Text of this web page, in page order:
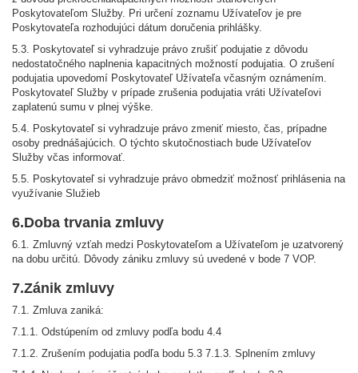
Poskytovateľom Služby. Pri určení zoznamu Užívateľov je pre
Poskytovateľa rozhodujúci dátum doručenia prihlášky.
5.3. Poskytovateľ si vyhradzuje právo zrušiť podujatie z dôvodu
nedostatočného naplnenia kapacitných možností podujatia. O zrušení
podujatia upovedomí Poskytovateľ Užívateľa včasným oznámením.
Poskytovateľ Služby v prípade zrušenia podujatia vráti Užívateľovi
zaplatenú sumu v plnej výške.
5.4. Poskytovateľ si vyhradzuje právo zmeniť miesto, čas, prípadne
osoby prednášajúcich. O týchto skutočnostiach bude Užívateľov
Služby včas informovať.
5.5. Poskytovateľ si vyhradzuje právo obmedziť možnosť prihlásenia na
využívanie Služieb
6.Doba trvania zmluvy
6.1. Zmluvný vzťah medzi Poskytovateľom a Užívateľom je uzatvorený
na dobu určitú. Dôvody zániku zmluvy sú uvedené v bode 7 VOP.
7.Zánik zmluvy
7.1. Zmluva zaniká:
7.1.1. Odstúpením od zmluvy podľa bodu 4.4
7.1.2. Zrušením podujatia podľa bodu 5.3 7.1.3. Splnením zmluvy